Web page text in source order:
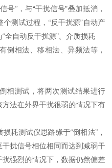
号”，与“干扰信号”叠加抵消，
测试过程，“反干扰源”自动产
全自动反干扰源”。介质损耗
倒相法、移相法、异频法等，
相测试，将两次测试结果进行
法在外界干扰很弱的情况下有
耗测试仪思路缘于“倒相法”，
扰信号相位相同而达到减弱干
强烈的情况下，数据仍然偏差